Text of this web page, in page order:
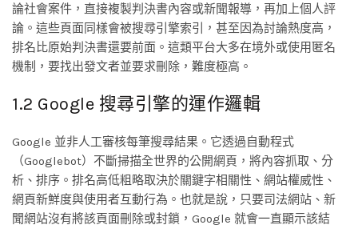
論社會案件，直接複製判決書內容或新聞報導，再加上個人評
論。這些頁面同樣會被搜尋引擎索引，甚至因為討論熱度高，
排名比原始判決書還要前面。這類平台大多在境外或使用匿名
機制，要找出發文者並要求刪除，難度極高。
1.2 Google 搜尋引擎的運作邏輯
Google 並非人工審核每筆搜尋結果。它透過自動程式
（Googlebot）不斷掃描全世界的公開網頁，將內容抓取、分
析、排序。排名高低粗略取決於關鍵字相關性、網站權威性、
網頁新鮮度與使用者互動行為。也就是說，只要司法網站、新
聞網站沒有將該頁面刪除或封鎖，Google 就會一直顯示該結